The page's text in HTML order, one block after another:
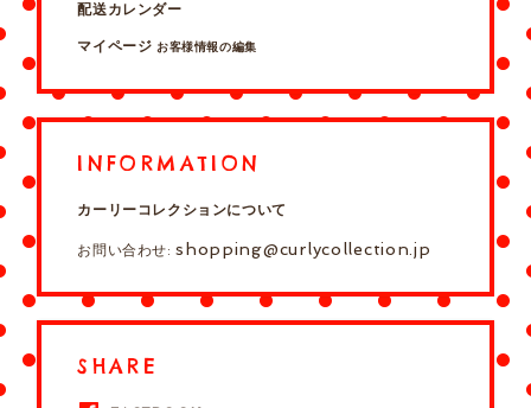
配送カレンダー
マイページ お客様情報の編集
INFORMATION
カーリーコレクションについて
お問い合わせ:shopping@curlycollection.jp
SHARE